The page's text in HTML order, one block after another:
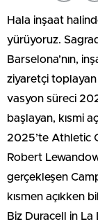
Hala inşaat
yürüyoruz.
Barselona’nın,
ziyaretçi toplayan
vasyon süreci
başlayan, kısmi
2025’te Athletic
Robert
gerçekleşen
kısmen açıkken
Biz Duracell in La